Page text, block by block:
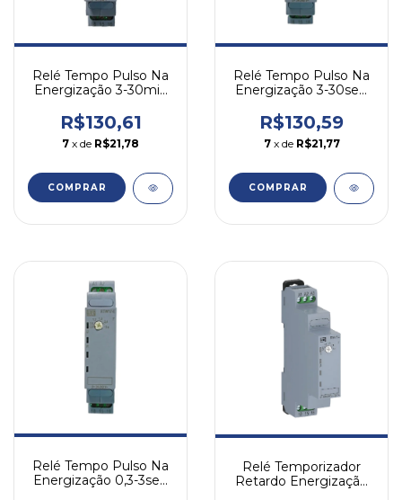
Relé Tempo Pulso Na
Energização 3-30min
R$130,61
7 x de R$21,78
COMPRAR
Relé Tempo Pulso Na
Energização 3-30seg
R$130,59
7 x de R$21,77
COMPRAR
Relé Tempo Pulso Na
Energização 0,3-3seg
Relé Temporizador
Retardo Energização